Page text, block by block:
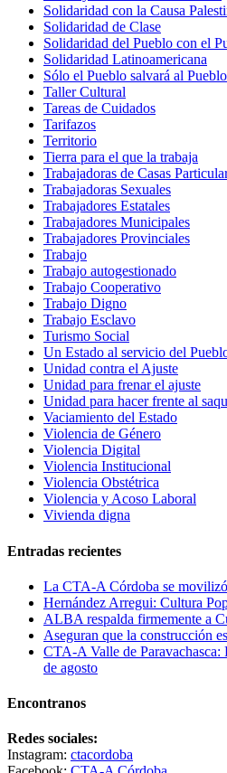
Solidaridad con la Causa
Solidaridad de Clase
Solidaridad del Pueblo con el
Solidaridad Latinoamericana
Sólo el Pueblo salvará al Pueblo
Taller Cultural
Tareas de Cuidados
Tarifazos
Territorio
Tierra para el que la trabaja
Trabajadoras de Casas
Trabajadoras Sexuales
Trabajadores Estatales
Trabajadores Municipales
Trabajadores Provinciales
Trabajo
Trabajo autogestionado
Trabajo Cooperativo
Trabajo Digno
Trabajo Esclavo
Turismo Social
Un Estado al servicio del
Unidad contra el Ajuste
Unidad para frenar el ajuste
Unidad para hacer frente al
Vaciamiento del Estado
Violencia de Género
Violencia Digital
Violencia Institucional
Violencia Obstétrica
Violencia y Acoso Laboral
Vivienda digna
Entradas recientes
La CTA-A Córdoba se
Hernández Arregui: Cultura
ALBA respalda firmemente a
Aseguran que la construcción
CTA-A Valle de Paravachasca:
de agosto
Encontranos
Redes sociales:
Instagram: ctacordoba